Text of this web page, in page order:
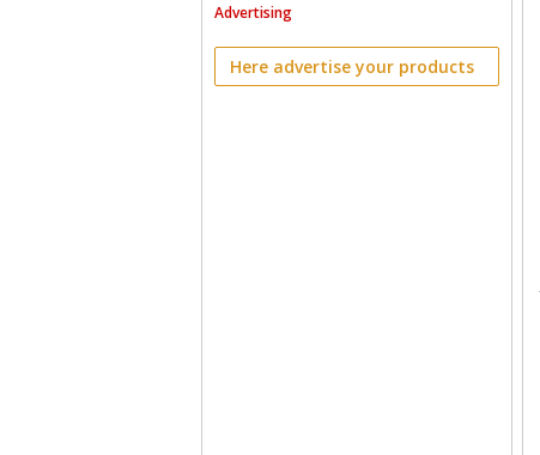
Advertising
Here advertise your products